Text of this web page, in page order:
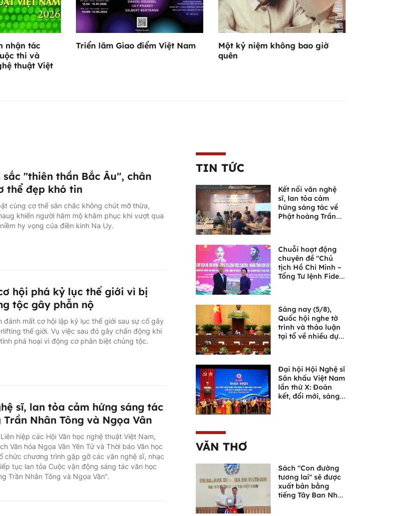
nhận tác
thi và
thuật Việt
Triển lãm Giao điểm Việt Nam
Một kỷ niệm không bao giờ
quên
"thiên thần Bắc Âu", chân
thể đẹp khó tin
cùng cơ thể săn chắc không chút mỡ thừa,
khiến người hâm mộ khâm phục khi vượt qua
hy vọng của điền kinh Na Uy.
hội phá kỷ lục thế giới vì bị
tộc gây phẫn nộ
đánh mất cơ hội lập kỷ lục thế giới sau sự cố gây
thế giới. Vụ việc sau đó gây chấn động khi
phá hoại vì động cơ phân biệt chủng tộc.
sĩ, lan tỏa cảm hứng sáng tác
Nhân Tông và Ngọa Vân
hiệp các Hội Văn học nghệ thuật Việt Nam,
Văn hóa Ngọa Vân Yên Tử và Thời báo Văn học
chức chương trình gặp gỡ các văn nghệ sĩ, nhạc
tục lan tỏa Cuộc vận động sáng tác văn học
Trần Nhân Tông và Ngọa Vân".
TIN TỨC
Kết nối văn nghệ
sĩ, lan tỏa cảm
hứng sáng tác về
Phật hoàng Trần
Chuỗi hoạt động
chuyên đề "Chủ
tịch Hồ Chí Minh –
Tổng Tư lệnh Fidel
Sáng nay (5/8),
Quốc hội nghe tờ
trình và thảo luận
tại tổ về nhiều dự
Đại hội Hội Nghệ sĩ
Sân khấu Việt Nam
lần thứ X: Đoàn
kết, đổi mới, sáng
VĂN THƠ
Sách "Con đường
tương lai" sẽ được
xuất bản bằng
tiếng Tây Ban Nha